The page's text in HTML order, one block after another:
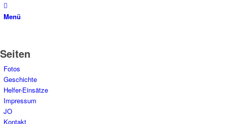
Menü
Seiten
Fotos
Geschichte
Helfer-Einsätze
Impressum
JO
Kontakt